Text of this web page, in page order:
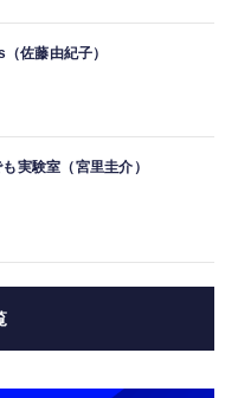
佐藤由紀子）
実験室（宮里圭介）